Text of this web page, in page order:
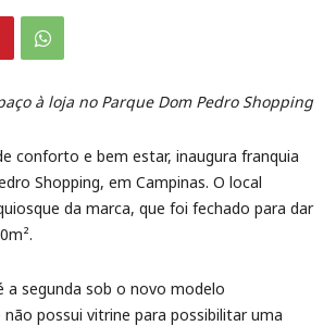
à loja no Parque Dom Pedro Shopping
conforto e bem estar, inaugura franquia
Shopping, em Campinas. O local
da marca, que foi fechado para dar
a segunda sob o novo modelo
possui vitrine para possibilitar uma